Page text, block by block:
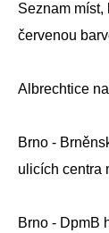
Seznam míst,
červenou
Albrechtice
Brno -
ulicích centra
Brno - DpmB